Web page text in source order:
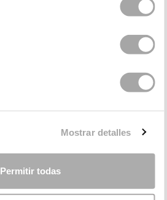
Mostrar detalles
Permitir todas